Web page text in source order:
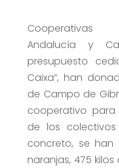
Cooperativas
Andalucía y
presupuesto
Caixa”, han
de Campo de
cooperativo para
de los colectivos
concreto, se han
naranjas, 475